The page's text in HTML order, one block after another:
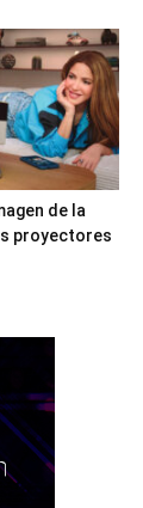
de la
proyectores